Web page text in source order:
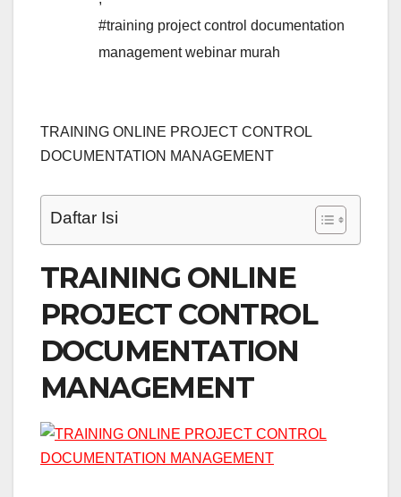
#training project control documentation
management webinar murah
TRAINING ONLINE PROJECT CONTROL
DOCUMENTATION MANAGEMENT
Daftar Isi
TRAINING ONLINE
PROJECT CONTROL
DOCUMENTATION
MANAGEMENT